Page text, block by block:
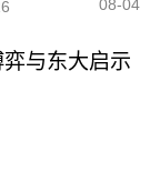
08-04
与东大启示